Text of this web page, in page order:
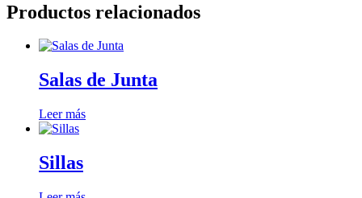
Productos relacionados
Salas de Junta
Leer más
Sillas